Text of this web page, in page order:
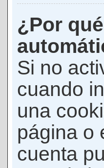
¿Por
Si no
cuando
una
página o
cuenta